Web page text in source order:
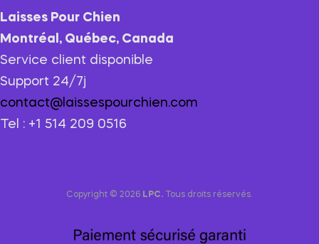
Laisses Pour Chien
Montréal, Québec, Canada
Service client disponible
Support 24/7j
contact@laissespourchien.com
Tel : +1 514 209 0516
Copyright © 2026 LPC. Tous droits réservés.